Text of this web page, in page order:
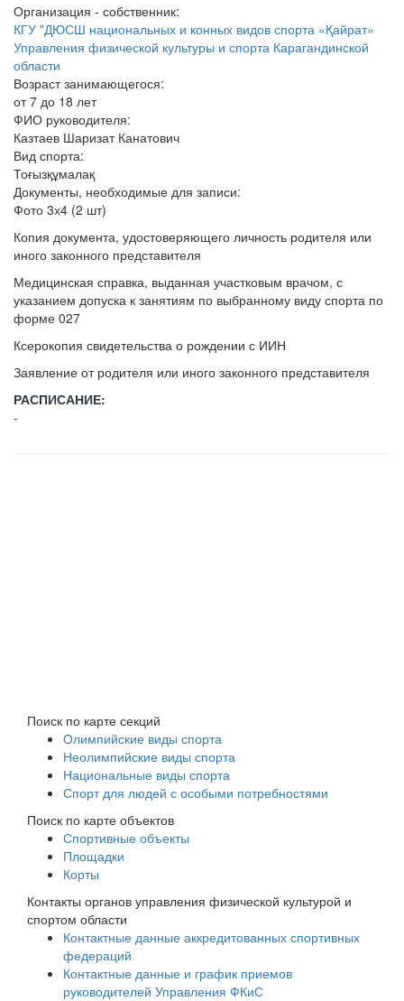
Организация - собственник:
КГУ "ДЮСШ национальных и конных видов спорта «Қайрат»
Управления физической культуры и спорта Карагандинской
области
Возраст занимающегося:
от 7 до 18 лет
ФИО руководителя:
Казтаев Шаризат Канатович
Вид спорта:
Тоғызқұмалақ
Документы, необходимые для записи:
Фото 3х4 (2 шт)
Копия документа, удостоверяющего личность родителя или
иного законного представителя
Медицинская справка, выданная участковым врачом, с
указанием допуска к занятиям по выбранному виду спорта по
форме 027
Ксерокопия свидетельства о рождении с ИИН
Заявление от родителя или иного законного представителя
РАСПИСАНИЕ:
-
Поиск по карте секций
Олимпийские виды спорта
Неолимпийские виды спорта
Национальные виды спорта
Спорт для людей с особыми потребностями
Поиск по карте объектов
Спортивные объекты
Площадки
Корты
Контакты органов управления физической культурой и
спортом области
Контактные данные аккредитованных спортивных
федераций
Контактные данные и график приемов
руководителей Управления ФКиС